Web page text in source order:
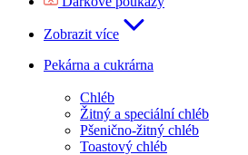
Zobrazit více
Pekárna a cukrárna
Chléb
Žitný a speciální chléb
Pšenično-žitný chléb
Toastový chléb